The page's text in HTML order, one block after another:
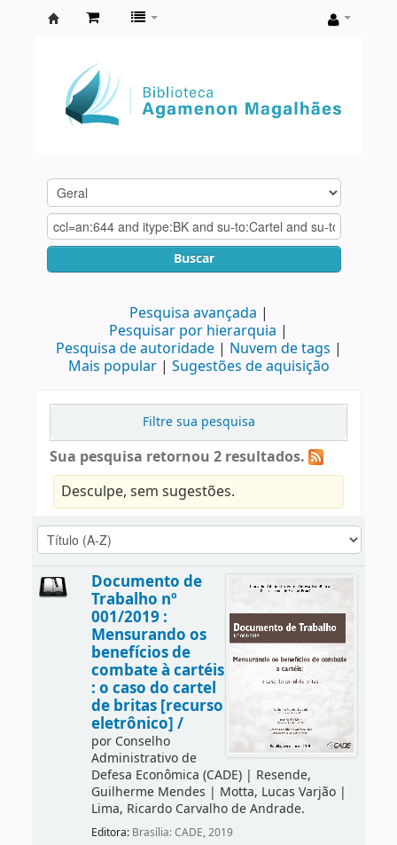
Agamenon
Magalhães
Buscar
Pesquisa avançada
Pesquisar por hierarquia
Pesquisa de autoridade
Nuvem de tags
Mais popular
Sugestões de aquisição
Filtre sua pesquisa
Sua pesquisa retornou 2 resultados.
Desculpe, sem sugestões.
Documento de
Trabalho nº
001/2019 :
Mensurando os
benefícios de
combate à cartéis
: o caso do cartel
de britas [recurso
eletrônico] /
por Conselho
Administrativo de
Defesa Econômica (CADE)| Resende,
Guilherme Mendes | Motta, Lucas Varjão|
Lima, Ricardo Carvalho de Andrade.
Editora: Brasília: CADE, 2019